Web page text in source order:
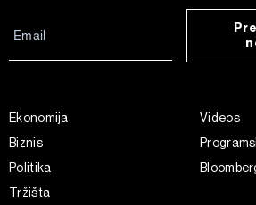
Ekonomija
Biznis
Politika
Tržišta
Videos